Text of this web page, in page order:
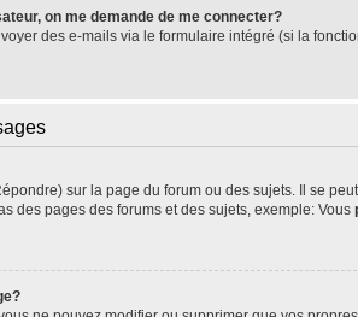
on me demande de me connecter?
des e-mails via le formulaire intégré (si la
sur la page du forum ou des sujets. Il se
des pages des forums et des sujets, exemple: Vous